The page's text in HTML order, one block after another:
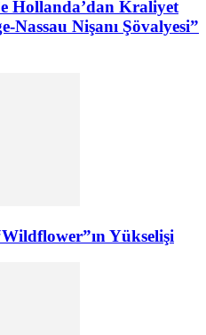
Hollanda’dan Kraliyet
Nassau Nişanı Şövalyesi”
Yükselişi